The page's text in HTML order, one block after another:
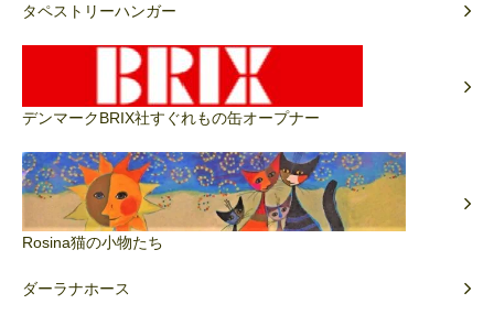
タペストリーハンガー
デンマークBRIX社すぐれもの缶オープナー
Rosina猫の小物たち
ダーラナホース